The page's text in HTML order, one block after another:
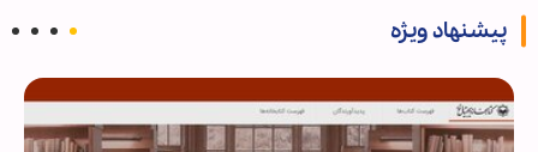
پیشنهاد ویژه